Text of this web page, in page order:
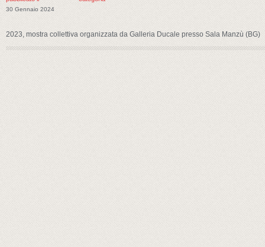
30 Gennaio 2024
2023, mostra collettiva organizzata da Galleria Ducale presso Sala Manzù (BG)